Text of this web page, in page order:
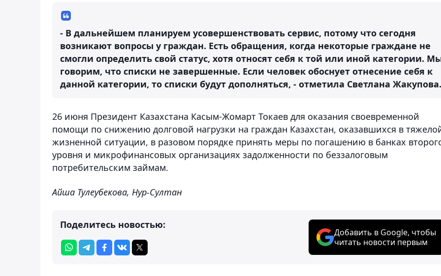
- В дальнейшем планируем усовершенствовать сервис, потому что сегодня
возникают вопросы у граждан. Есть обращения, когда некоторые граждане не
смогли определить свой статус, хотя относят себя к той или иной категории.
говорим, что списки не завершенные. Если человек обоснует отнесение себя к
данной категории, то списки будут дополняться, - отметила Светлана Жакупова.
26 июня Президент Казахстана Касым-Жомарт Токаев для оказания своевременной
помощи по снижению долговой нагрузки на граждан Казахстан, оказавшихся в
жизненной ситуации, в разовом порядке принять меры по погашению в банках
уровня и микрофинансовых организациях задолженности по беззалоговым
потребительским займам.
Айша Тулеубекова, Нур-Султан
Поделитесь новостью:
Добавить в Google, чтобы
читать новости первым